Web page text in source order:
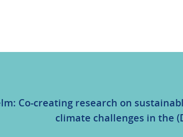
Co-creating research on
climate challenges in the